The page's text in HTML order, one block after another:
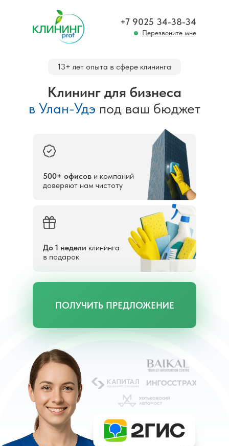
Перезвоните мне
+7 9025 34-38-34
13+ лет опыта в сфере клининга
500+ офисов и компаний
доверяют нам чистоту
Клининг для бизнеса
в Улан-Удэ под ваш бюджет
До 1 недели клининга
в подарок
ПОЛУЧИТЬ ПРЕДЛОЖЕНИЕ